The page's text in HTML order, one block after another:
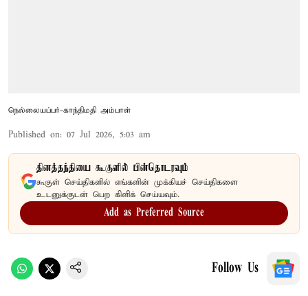
நெல்லையப்பர்-காந்திமதி அம்பாள்
Published on: 07 Jul 2026, 5:03 am
தினத்தந்தியை கூகுளில் பின்தொடரவும்
கூகுள் செய்திகளில் எங்களின் முக்கியச் செய்திகளை
உடனுக்குடன் பெற கிளிக் செய்யவும்.
Add as Preferred Source
Follow Us